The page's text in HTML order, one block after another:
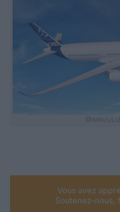
@Airbus/
Vous avez
Soutenez-nous,